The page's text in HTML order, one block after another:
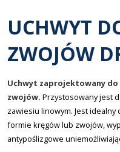
UCHWYT
ZWOJÓW
Uchwyt zaprojektowany
zwojów. Przystosowany jest
zawiesiu linowym. Jest
formie kręgów lub zwojów,
antypoślizgowe